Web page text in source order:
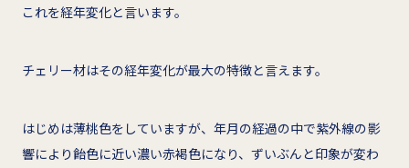
これを経年変化と言います。
チェリー材はその経年変化が最大の特徴と言えます。
はじめは薄桃色をしていますが、年月の経過の中で紫外線の影
響により飴色に近い濃い赤褐色になり、ずいぶんと印象が変わ